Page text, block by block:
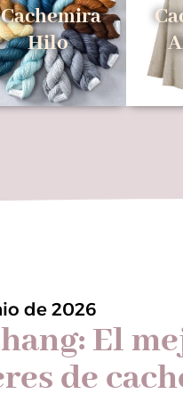
Cachemira
Hilo
de 2026
El
de